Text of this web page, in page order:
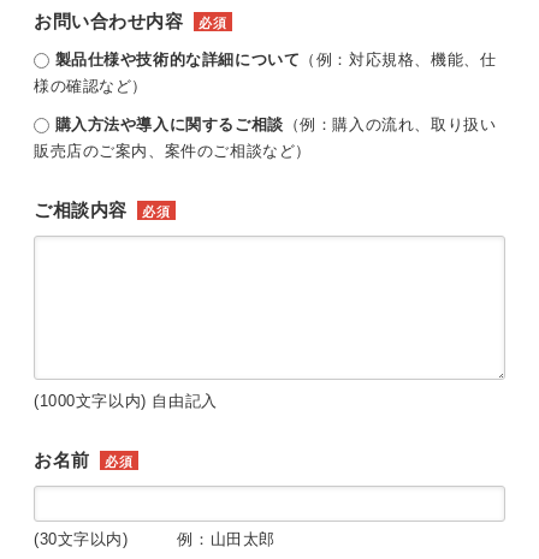
お問い合わせ内容 必須
製品仕様や技術的な詳細について （例：対応規格、機能、仕
様の確認など）
購入方法や導入に関するご相談 （例：購入の流れ、取り扱い
販売店のご案内、案件のご相談など）
ご相談内容 必須
(1000文字以内) 自由記入
お名前 必須
(30文字以内) 例：山田太郎